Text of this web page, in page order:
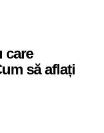
care
să aflați